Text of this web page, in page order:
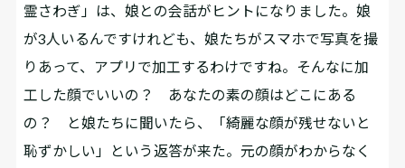
霊さわぎ」は、娘との会話がヒントになりました。娘
が3人いるんですけれども、娘たちがスマホで写真を撮
りあって、アプリで加工するわけですね。そんなに加
工した顔でいいの？ あなたの素の顔はどこにある
の？ と娘たちに聞いたら、「綺麗な顔が残せないと
恥ずかしい」という返答が来た。元の顔がわからなく